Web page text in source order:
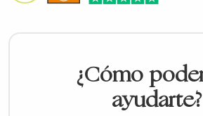
¿Cómo
ayudarte?